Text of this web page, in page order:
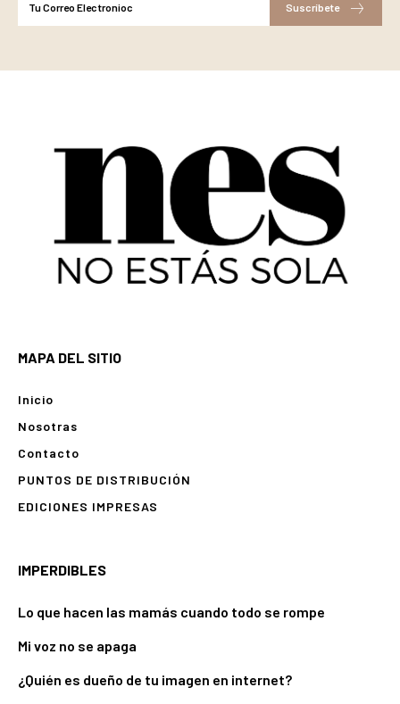
Suscríbete
MAPA DEL SITIO
Inicio
Nosotras
Contacto
PUNTOS DE DISTRIBUCIÓN
EDICIONES IMPRESAS
IMPERDIBLES
Lo que hacen las mamás cuando todo se rompe
Mi voz no se apaga
¿Quién es dueño de tu imagen en internet?